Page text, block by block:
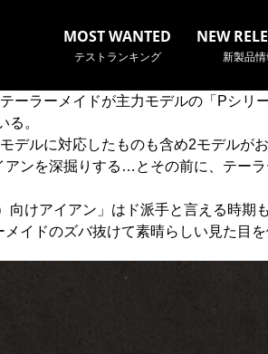
MOST WANTED
テストランキング
NEW
新製品情
ーラーメイドが主力モデルの「Pシ
る。
デルに対応したものも含め2モデルがお
ンを深掘りする…とその前に、テ
けアイアン」はド派手と言える時
イドのズバ抜けて素晴らしい見た目